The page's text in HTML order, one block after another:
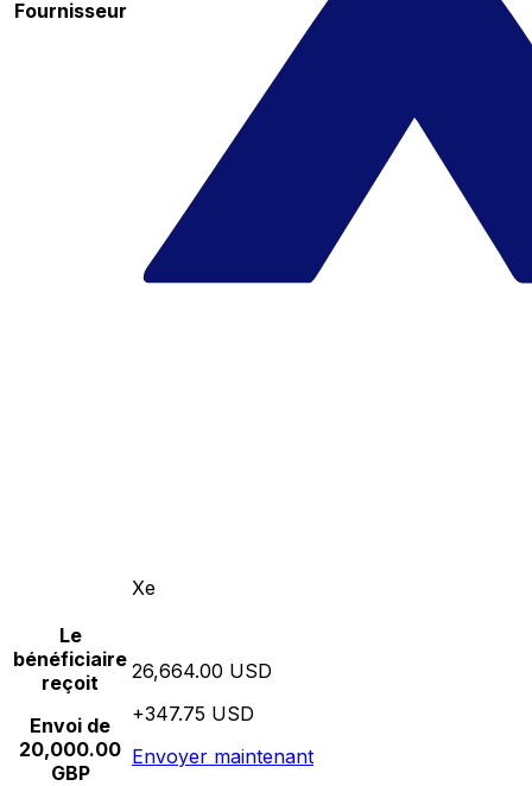
Fournisseur
Xe
Le
bénéficiaire
reçoit
Envoi de
20,000.00
GBP
26,664.00 USD
+347.75 USD
Envoyer maintenant